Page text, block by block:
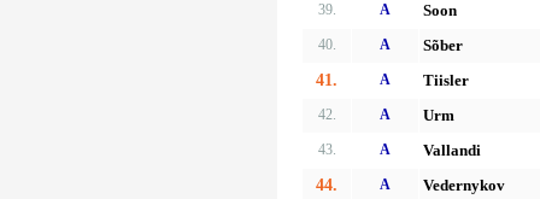
39. A Soon
40. A
Sõber
41.
A Tiisler
42. A Urm
43. A
Vallandi
44.
A
Vedernykov